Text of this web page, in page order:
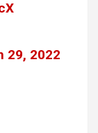
29, 2022